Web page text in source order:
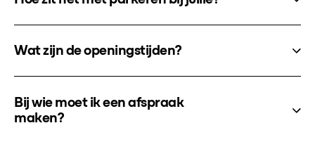
Wat zijn de openingstijden?
Bij wie moet ik een afspraak
maken?